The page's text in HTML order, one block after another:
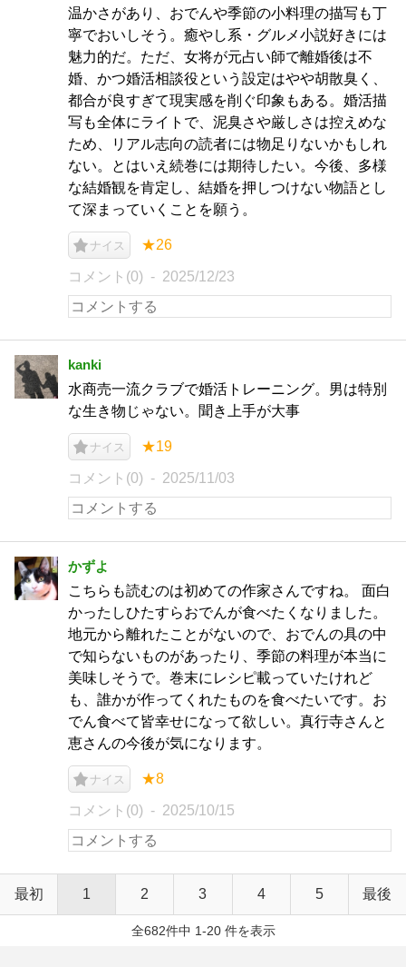
温かさがあり、おでんや季節の小料理の描写も丁
寧でおいしそう。癒やし系・グルメ小説好きには
魅力的だ。ただ、女将が元占い師で離婚後は不
婚、かつ婚活相談役という設定はやや胡散臭く、
都合が良すぎて現実感を削ぐ印象もある。婚活描
写も全体にライトで、泥臭さや厳しさは控えめな
ため、リアル志向の読者には物足りないかもしれ
ない。とはいえ続巻には期待したい。今後、多様
な結婚観を肯定し、結婚を押しつけない物語とし
て深まっていくことを願う。
ナイス ★26
コメント(0) 2025/12/23
kanki
水商売一流クラブで婚活トレーニング。男は特別
な生き物じゃない。聞き上手が大事
ナイス ★19
コメント(0) 2025/11/03
かずよ
こちらも読むのは初めての作家さんですね。 面白
かったしひたすらおでんが食べたくなりました。
地元から離れたことがないので、おでんの具の中
で知らないものがあったり、季節の料理が本当に
美味しそうで。巻末にレシピ載っていたけれど
も、誰かが作ってくれたものを食べたいです。お
でん食べて皆幸せになって欲しい。真行寺さんと
恵さんの今後が気になります。
ナイス ★8
コメント(0) 2025/10/15
最初 1 2 3 4 5 最後
全682件中 1-20 件を表示